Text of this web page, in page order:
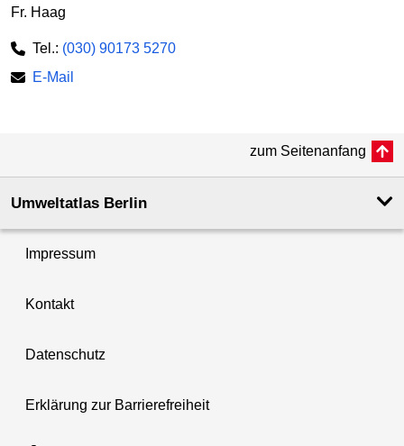
Fr. Haag
Tel.: (030) 90173 5270
E-Mail
zum Seitenanfang
Umweltatlas Berlin
Impressum
Kontakt
Datenschutz
Erklärung zur Barrierefreiheit